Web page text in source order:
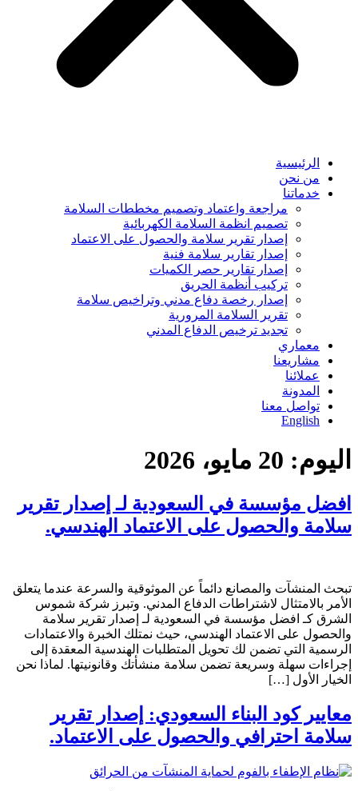
الرئيسية
من نحن
خدماتنا
مراجعة واعتماد وتصميم مخططات السلامة
تصميم انظمة السلامة الكهربائية
إصدار تقرير سلامة والحصول على الاعتماد
إصدار تقارير سلامة فنية
إصدار تقارير حصر الكميات
تركيب أنظمة الحريق
إصدار رخصة دفاع مدني وتراخيص سلامة
تقرير السلامة المرورية
تجديد ترخيص الدفاع المدني
معماري
مشاريعنا
عملائنا
المدونة
تواصل معنا
English
اليوم: 20 مايو، 2026
افضل مؤسسة في السعودية لـ إصدار تقرير
سلامة والحصول على الاعتماد الهندسي.
تبحث المنشآت والمصانع دائماً عن الموثوقية والسرعة عندما يتعلق
الأمر بالامتثال لاشتراطات الدفاع المدني. وتبرز شركة شموس
الشرق كـ افضل مؤسسة في السعودية لـ إصدار تقرير سلامة
والحصول على الاعتماد الهندسي، حيث نمتلك الخبرة والاعتمادات
الرسمية التي تضمن لك تحويل المتطلبات الهندسية المعقدة إلى
إجراءات سهلة وسريعة تضمن سلامة منشأتك وقانونيتها. لماذا نحن
الخيار الأول […]
معايير كود البناء السعودي: إصدار تقرير
سلامة احترافي والحصول على الاعتماد.